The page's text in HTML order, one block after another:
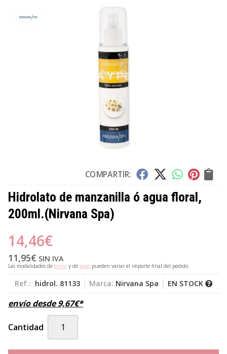
COMPARTIR:
Hidrolato de manzanilla ó agua floral,
200ml.(Nirvana Spa)
14,46€
11,95€ SIN IVA
Las modalidades de envío y de pago pueden variar el importe final del pedido.
Ref.: hidrol. 81133 Marca: Nirvana Spa EN STOCK
envío desde9,67€*
Cantidad